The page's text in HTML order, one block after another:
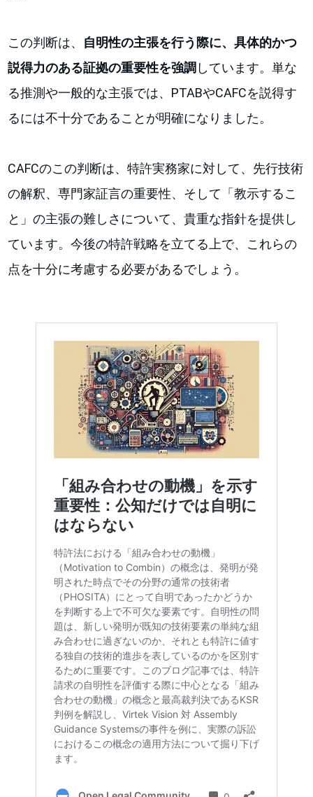
この判断は、 自明性の主張を行う際に、具体的かつ
説得力のある証拠の重要性を強調 しています。単な
る推測や一般的な主張では、PTABやCAFCを説得す
るには不十分であることが明確になりました。
CAFCのこの判断は、特許実務家に対して、先行技術
の解釈、専門家証言の重要性、そして「教示するこ
と」の主張の難しさについて、貴重な指針を提供し
ています。今後の特許戦略を立てる上で、これらの
点を十分に考慮する必要があるでしょう。